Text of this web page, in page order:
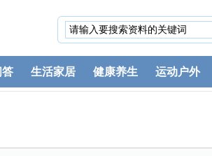
答 生活家居 健康养生 运动户外